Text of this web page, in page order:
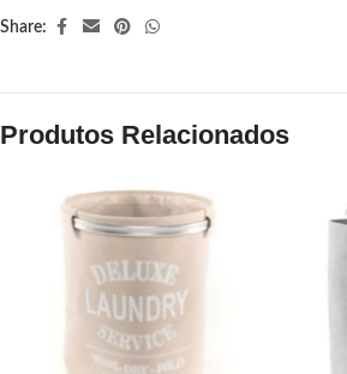
Share:
Produtos Relacionados